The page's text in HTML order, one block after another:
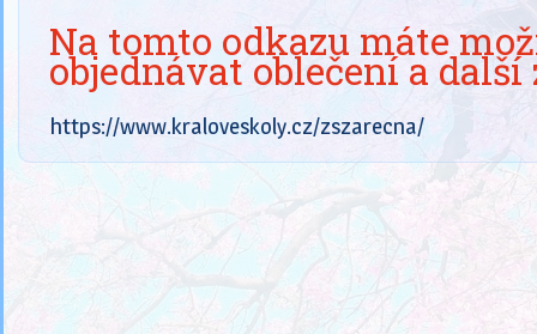
Na tomto odkazu máte
objednávat oblečení a
https://www.kraloveskoly.cz/zszarecna/